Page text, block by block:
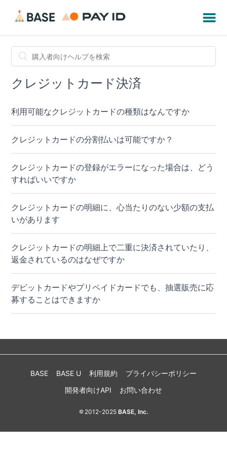
クレジットカード決済
利用可能なクレジットカードの種類はなんですか
クレジットカードの分割払いは可能ですか？
クレジットカードの登録がエラーになった場合は、どう
すればいいですか
クレジットカードの明細に、心当たりのない少額の支払
いがあります
クレジットカードの明細上で二重に決済されていたり、
返金されているのはなぜですか
デビットカードやプリペイドカードでも、抽選販売に応
募することはできますか
BASE BASE U 利用規約
プライバシーポリシー
開発者向けAPI
お問い合わせ
© 2012-2025BASE, Inc.